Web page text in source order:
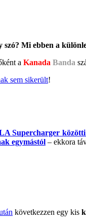
Mi ebben a
a Kanada Banda
sem sikerült!
Supercharger
egymástól – ekkora
következzen egy kis